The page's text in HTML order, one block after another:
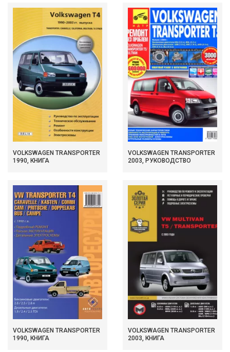
VOLKSWAGEN TRANSPORTER
1990, КНИГА
VOLKSWAGEN TRANSPORTER
2003, РУКОВОДСТВО
VOLKSWAGEN TRANSPORTER
1990, КНИГА
VOLKSWAGEN TRANSPORTER
2003, КНИГА